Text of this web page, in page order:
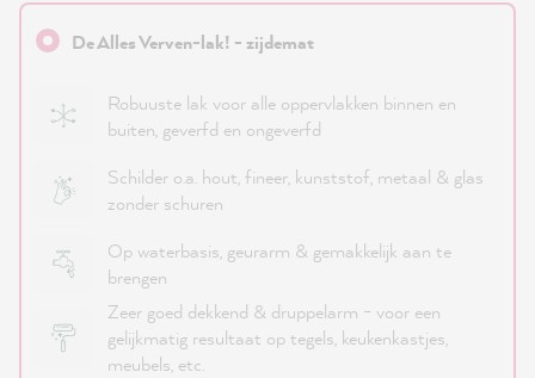
De Alles Verven-lak! - zijdemat
Robuuste lak voor alle oppervlakken binnen en
buiten, geverfd en ongeverfd
Schilder o.a. hout, fineer, kunststof, metaal & glas
zonder schuren
Op waterbasis, geurarm & gemakkelijk aan te
brengen
Zeer goed dekkend & druppelarm - voor een
gelijkmatig resultaat op tegels, keukenkastjes,
meubels, etc.